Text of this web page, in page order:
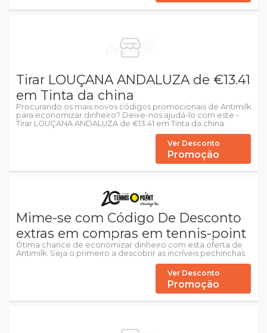
Tirar LOUÇANA ANDALUZA de €13.41
em Tinta da china
Procurando os mais novos códigos promocionais de Antimilk
para economizar dinheiro? Deixe-nos ajudá-lo com este -
Tirar LOUÇANA ANDALUZA de €13.41 em Tinta da china.
Ver Desconto
Promoção
Mime-se com Código De Desconto
extras em compras em tennis-point
Ótima chance de economizar dinheiro com esta oferta de
Antimilk. Seja o primeiro a descobrir as incríveis pechinchas.
Ver Desconto
Promoção